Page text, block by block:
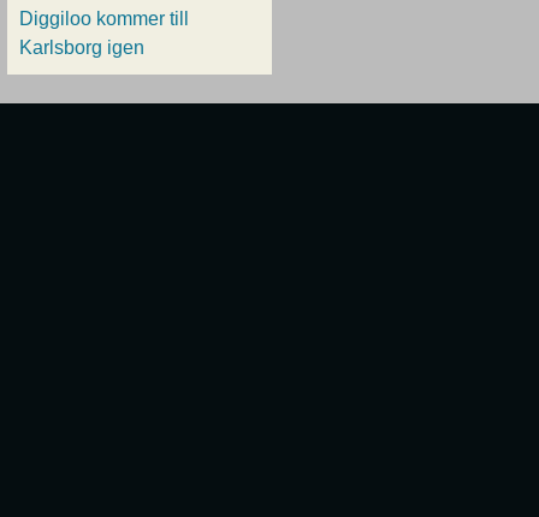
Diggiloo kommer till
Karlsborg igen